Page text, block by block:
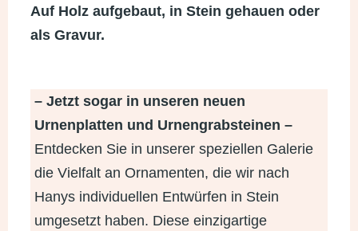
Auf Holz aufgebaut, in Stein gehauen oder
als Gravur.
– Jetzt sogar in unseren neuen
Urnenplatten und Urnengrabsteinen –
Entdecken Sie in unserer speziellen Galerie
die Vielfalt an Ornamenten, die wir nach
Hanys individuellen Entwürfen in Stein
umgesetzt haben. Diese einzigartige